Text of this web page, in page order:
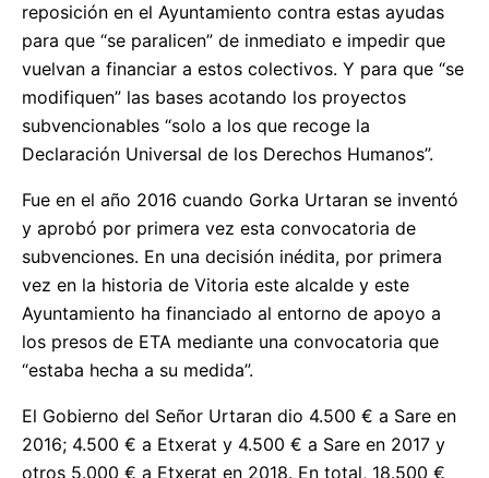
reposición en el Ayuntamiento contra estas ayudas
para que “se paralicen” de inmediato e impedir que
vuelvan a financiar a estos colectivos. Y para que “se
modifiquen” las bases acotando los proyectos
subvencionables “solo a los que recoge la
Declaración Universal de los Derechos Humanos”.
Fue en el año 2016 cuando Gorka Urtaran se inventó
y aprobó por primera vez esta convocatoria de
subvenciones. En una decisión inédita, por primera
vez en la historia de Vitoria este alcalde y este
Ayuntamiento ha financiado al entorno de apoyo a
los presos de ETA mediante una convocatoria que
“estaba hecha a su medida”.
El Gobierno del Señor Urtaran dio 4.500 € a Sare en
2016; 4.500 € a Etxerat y 4.500 € a Sare en 2017 y
otros 5.000 € a Etxerat en 2018. En total, 18.500 €